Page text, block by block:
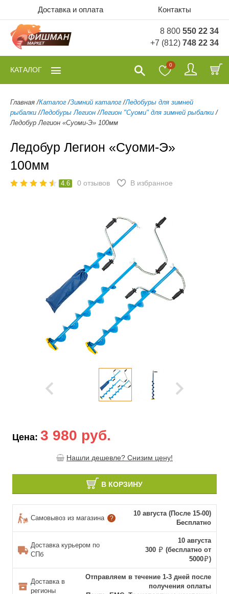
Доставка и оплата Контакты
8 800 550 22 34
+7 (812) 748 22 34
0
КАТАЛОГ
Главная /Каталог /Зимний каталог /Ледобуры для зимней
рыбалки /Ледобуры Легион /Легион "Суоми" для зимней рыбалки /
Ледобур Легион «Суоми-Э» 100мм
Ледобур Легион «Суоми-Э»
100мм
4.6 0 отзывов В избранное
Цена: 3 980 руб.
Нашли дешевле? Снизим цену!
В КОРЗИНУ
Самовывоз из магазина ?
10 августа (После 15-00)
Бесплатно
Доставка курьером по
СПб
10 августа
300
(бесплатно от
5000
)
Доставка в
регионы
Отправляем в течение 1-3 дней после
получения оплаты